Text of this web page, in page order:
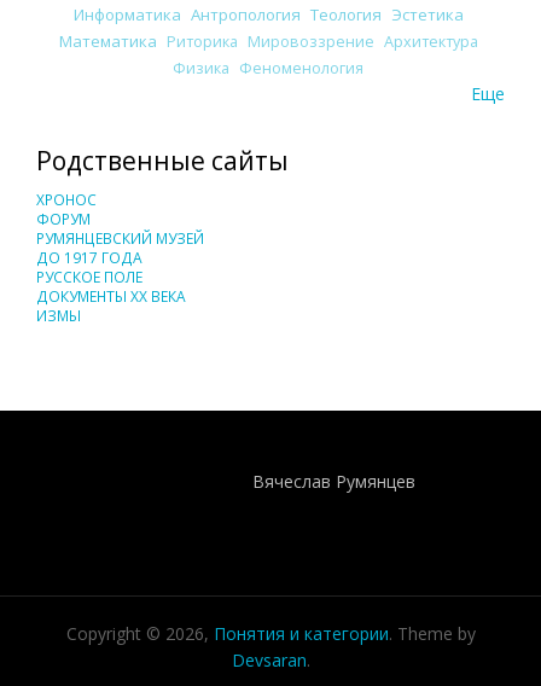
Информатика Антропология Теология Эстетика
Математика Риторика Мировоззрение Архитектура
Физика Феноменология
Еще
Родственные сайты
ХРОНОС
ФОРУМ
РУМЯНЦЕВСКИЙ МУЗЕЙ
ДО 1917 ГОДА
РУССКОЕ ПОЛЕ
ДОКУМЕНТЫ XX ВЕКА
ИЗМЫ
Вячеслав Румянцев
Copyright © 2026, Понятия и категории. Theme by
Devsaran.